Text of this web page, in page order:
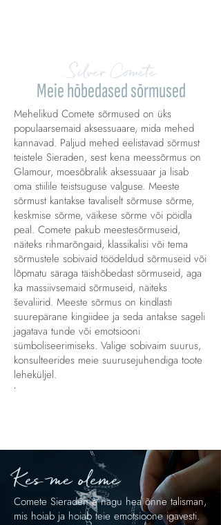
Silver Comete
Meie hõbedased sõrmused
Mehelikud Comete sõrmused on üks
populaarsemaid aksessuaare, mida mehed
kannavad. Paljud mehed eelistavad sõrmust
teistele Sieraden, sest kena meessõrmus on
Glamour, moesõbralik aksessuaar ja lisab
oma stiilile teistsuguse valguse. Meeste
sõrmust kantakse tavaliselt sõrmuse sõrme,
keskmise sõrme, väikese sõrme või pöidla
peal. Comete pakub meestesõrmuseid,
näiteks rihmarõngaid, klassikalisi või tema
sõrmustele sobivaid töödeldud sõrmuseid või
lõpmatu säraga täishõbedast sõrmuseid, aga
ka massiivsemaid sõrmuseid, näiteks
ševaliirid. Meeste sõrmus on kindlasti
suurepärane kingiidee ja seda antakse sageli
jagatava tunde või emotsiooni
sümboliseerimiseks. Valige sobivaim suurus,
konsulteerides meie suurusejuhendiga toote
leheküljel.
Kes me oleme
Comete Sieraden è nagu hea õnne talisman,
mis hoiab ja hoiab teie emotsioone igavesti.